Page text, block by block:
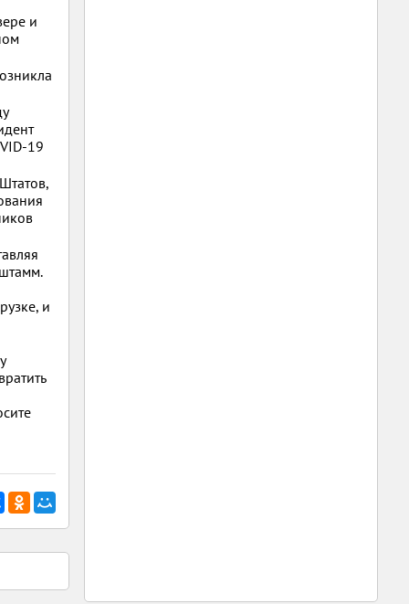
и
19
и